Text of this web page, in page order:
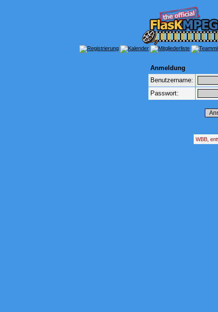
Anmeldung
Benutzername:
Passwort:
WBB,